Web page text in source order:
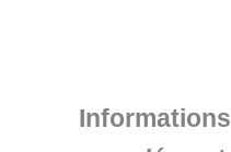
Informations